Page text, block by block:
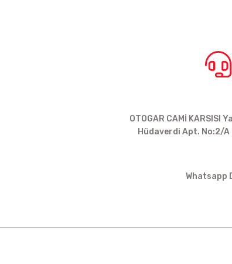
OTOGAR CAMİ KARSISI
Hüdaverdi Apt. No:2/A
Whatsapp